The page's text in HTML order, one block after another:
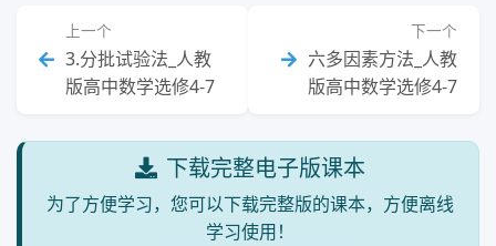
上一个
3.分批试验法_人教
版高中数学选修4-7
下一个
六多因素方法_人教
版高中数学选修4-7
下载完整电子版课本
为了方便学习，您可以下载完整版的课本，方便离线
学习使用！